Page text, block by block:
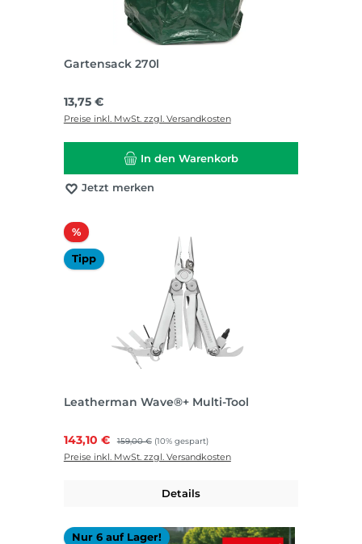
Gartensack 270l
Regulärer Preis:
13,75 €
Preise inkl. MwSt. zzgl. Versandkosten
In den Warenkorb
Jetzt merken
%Rabatt
Tipp
Leatherman Wave®+ Multi-Tool
Verkaufspreis:
143,10 € Regulärer Preis:
159,00 € (10% gespart)
Preise inkl. MwSt. zzgl. Versandkosten
Details
Nur 6 auf Lager!